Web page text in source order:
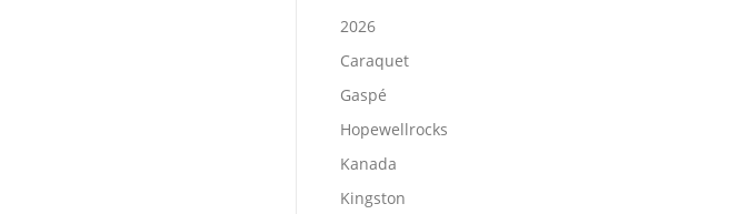
2026
Caraquet
Gaspé
Hopewellrocks
Kanada
Kingston